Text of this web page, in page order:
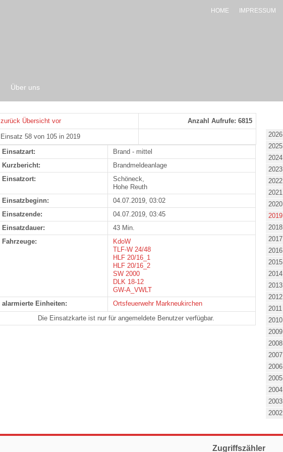
HOME IMPRESSUM
Über uns
zurück Übersicht vor Anzahl Aufrufe: 6815
Einsatz 58 von 105 in 2019
Einsatzart:
Brand - mittel
Kurzbericht:
Brandmeldeanlage
Einsatzort:
Schöneck,
Hohe Reuth
Einsatzbeginn:
04.07.2019, 03:02
Einsatzende:
04.07.2019, 03:45
Einsatzdauer:
43 Min.
Fahrzeuge:
KdoW
TLF-W 24/48
HLF 20/16_1
HLF 20/16_2
SW 2000
DLK 18-12
GW-A_VWLT
alarmierte Einheiten:
Ortsfeuerwehr Markneukirchen
Die Einsatzkarte ist nur für angemeldete Benutzer verfügbar.
2026
2025
2024
2023
2022
2021
2020
2019
2018
2017
2016
2015
2014
2013
2012
2011
2010
2009
2008
2007
2006
2005
2004
2003
2002
Zugriffszähler